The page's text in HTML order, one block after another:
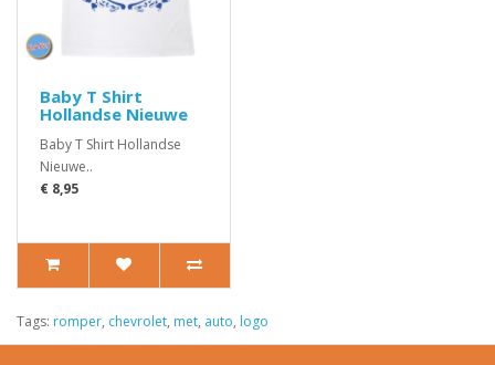
Baby T Shirt
Hollandse Nieuwe
Baby T Shirt Hollandse
Nieuwe..
€ 8,95
Tags: romper, chevrolet, met, auto, logo